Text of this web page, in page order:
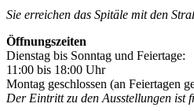
Sie erreichen das Spitäle mit den
Öffnungszeiten
Dienstag bis Sonntag und Feiertage:
11:00 bis 18:00 Uhr
Montag geschlossen (an Feiertagen
Der Eintritt zu den Ausstellungen ist